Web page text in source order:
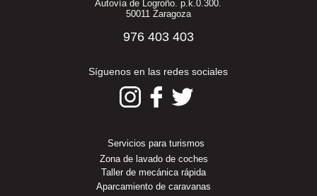
Autovía de Logroño. p.k.0.300.
50011 Zaragoza
976 403 403
Síguenos en las redes sociales
Servicios para turismos
Zona de lavado de coches
Taller de mecánica rápida
Aparcamiento de caravanas